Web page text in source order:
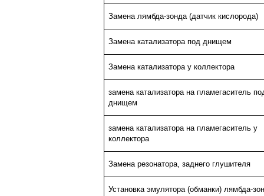
Замена лямбда-зонда (датчик кислорода)
Замена катализатора под днищем
Замена катализатора у коллектора
замена катализатора на пламегаситель
днищем
замена катализатора на пламегаситель у
коллектора
Замена резонатора, заднего глушителя
Установка эмулятора (обманки) лямбда-